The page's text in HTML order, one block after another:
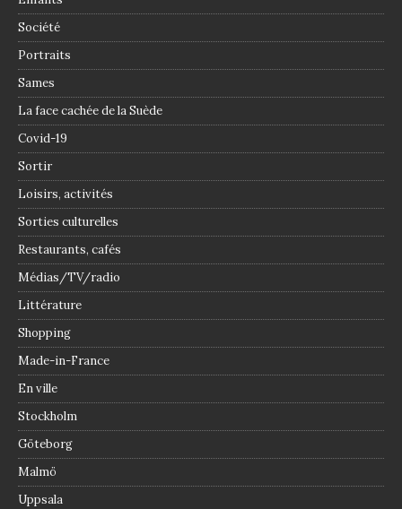
Société
Portraits
Sames
La face cachée de la Suède
Covid-19
Sortir
Loisirs, activités
Sorties culturelles
Restaurants, cafés
Médias/TV/radio
Littérature
Shopping
Made-in-France
En ville
Stockholm
Göteborg
Malmö
Uppsala